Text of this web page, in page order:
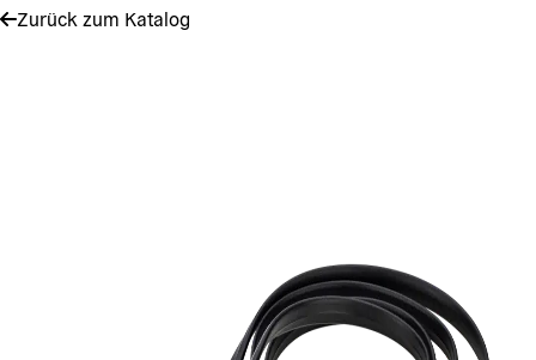
Zurück zum Katalog